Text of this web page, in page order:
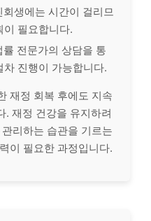
회생에는 시간이 걸리므
이 필요합니다.
률 전문가의 상담을 통
진행이 가능합니다.
재정 회복 후에도 지속
. 재정 건강을 유지하려
리하는 습관을 기르는
이 필요한 과정입니다.